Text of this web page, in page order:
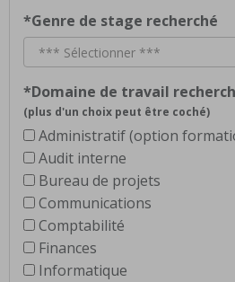
*Genre de stage recherché
*Domaine de travail
(plus d'un choix peut être coché)
Administratif (option
Audit interne
Bureau de projets
Communications
Comptabilité
Finances
Informatique